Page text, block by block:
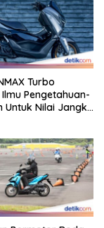
Turbo
Pengetahuan-
Untuk Nilai Jangka